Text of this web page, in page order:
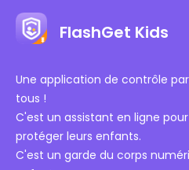
FlashGet Kids
Une application de contrôle
tous !
C'est un assistant en ligne
protéger leurs enfants.
C'est un garde du corps